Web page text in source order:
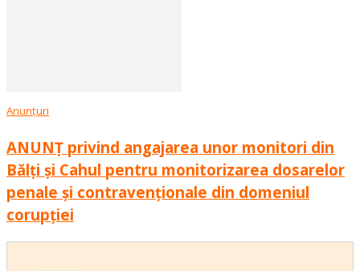
Anunțuri
ANUNȚ privind angajarea unor monitori din
Bălți și Cahul pentru monitorizarea dosarelor
penale și contravenționale din domeniul
corupției